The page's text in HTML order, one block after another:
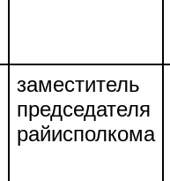
заместитель
председателя
райисполкома